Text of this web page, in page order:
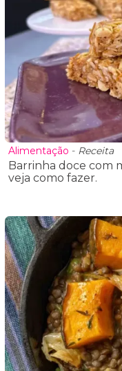
Alimentação - Receita
Barrinha doce com
veja como fazer.